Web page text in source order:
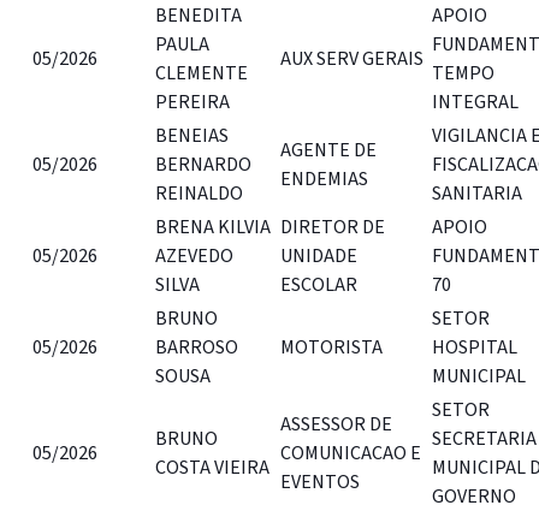
05/2026
BENEDITA
PAULA
CLEMENTE
PEREIRA
AUX SERV GERAIS
APOIO
TEMPO
INTEGRAL
05/2026
BENEIAS
BERNARDO
REINALDO
AGENTE DE
ENDEMIAS
VIGILANCIA
SANITARIA
05/2026
BRENA KILVIA
AZEVEDO
SILVA
DIRETOR DE
UNIDADE
ESCOLAR
APOIO
70
05/2026
BRUNO
BARROSO
SOUSA
MOTORISTA
SETOR
HOSPITAL
MUNICIPAL
05/2026
BRUNO
COSTA VIEIRA
ASSESSOR DE
COMUNICACAO E
EVENTOS
SETOR
SECRETARIA
MUNICIPAL
GOVERNO